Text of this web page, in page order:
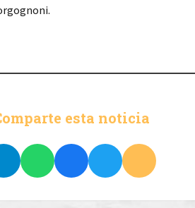
esta noticia